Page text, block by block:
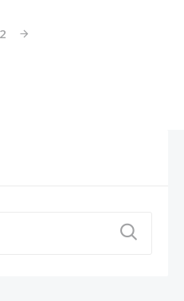
2